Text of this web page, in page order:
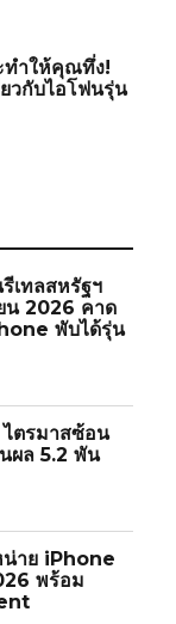
ำให้คุณทึ่ง!
วกับไอโฟนรุ่น
เทลสหรัฐฯ
น 2026 คาด
พับได้รุ่น
ไตรมาสซ้อน
ผล 5.2 พัน
น่าย iPhone
พร้อม